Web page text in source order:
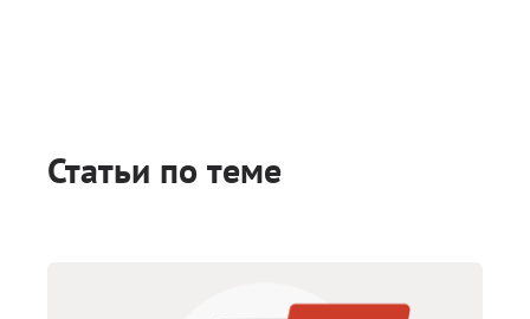
Статьи по теме